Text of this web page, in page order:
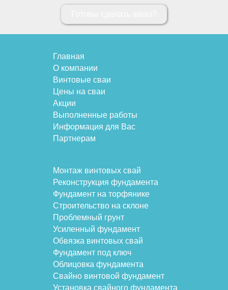
Главная
О компании
Винтовые сваи
Цены на сваи
Акции
Выполненные работы
Информация для Вас
Партнерам
Монтаж винтовых свай
Реконструкция фундамента
Фундамент на торфянике
Строительство на склоне
Проблемный грунт
Усиленный фундамент
Обвязка винтовых свай
Фундамент под ключ
Облицовка фундамента
Свайно винтовой фундамент
Установка свайного фундамента